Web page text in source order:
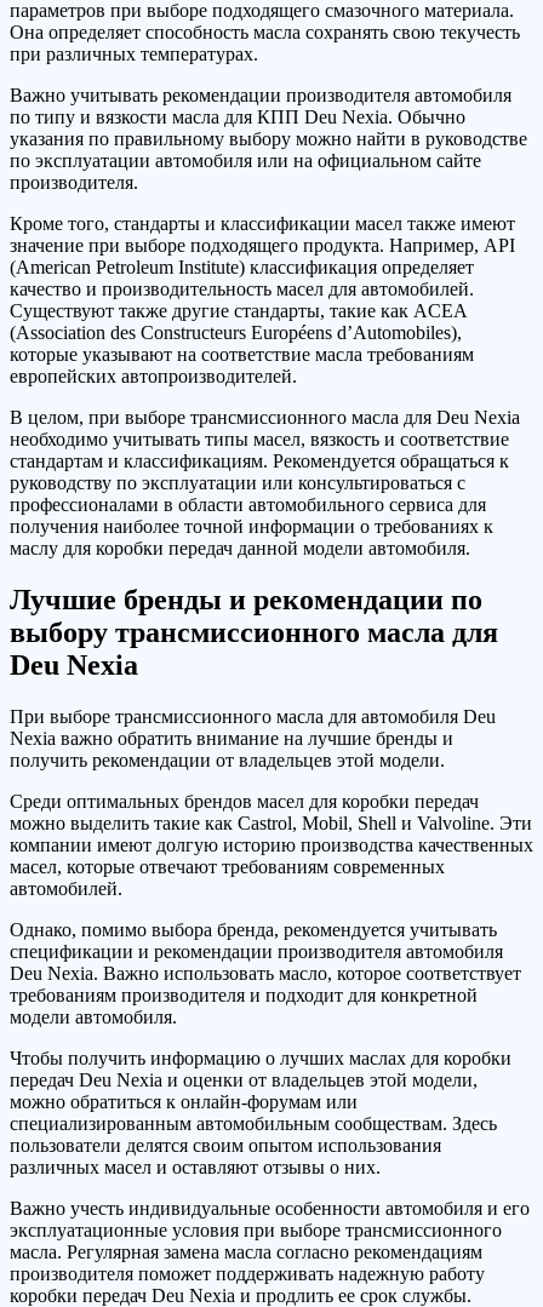
параметров при выборе подходящего смазочного материала.
Она определяет способность масла сохранять свою текучесть
при различных температурах.
Важно учитывать рекомендации производителя автомобиля
по типу и вязкости масла для КПП Deu Nexia. Обычно
указания по правильному выбору можно найти в руководстве
по эксплуатации автомобиля или на официальном сайте
производителя.
Кроме того, стандарты и классификации масел также имеют
значение при выборе подходящего продукта. Например, API
(American Petroleum Institute) классификация определяет
качество и производительность масел для автомобилей.
Существуют также другие стандарты, такие как ACEA
(Association des Constructeurs Européens d’Automobiles),
которые указывают на соответствие масла требованиям
европейских автопроизводителей.
В целом, при выборе трансмиссионного масла для Deu Nexia
необходимо учитывать типы масел, вязкость и соответствие
стандартам и классификациям. Рекомендуется обращаться к
руководству по эксплуатации или консультироваться с
профессионалами в области автомобильного сервиса для
получения наиболее точной информации о требованиях к
маслу для коробки передач данной модели автомобиля.
Лучшие бренды и рекомендации по
выбору трансмиссионного масла для
Deu Nexia
При выборе трансмиссионного масла для автомобиля Deu
Nexia важно обратить внимание на лучшие бренды и
получить рекомендации от владельцев этой модели.
Среди оптимальных брендов масел для коробки передач
можно выделить такие как Castrol, Mobil, Shell и Valvoline. Эти
компании имеют долгую историю производства качественных
масел, которые отвечают требованиям современных
автомобилей.
Однако, помимо выбора бренда, рекомендуется учитывать
спецификации и рекомендации производителя автомобиля
Deu Nexia. Важно использовать масло, которое соответствует
требованиям производителя и подходит для конкретной
модели автомобиля.
Чтобы получить информацию о лучших маслах для коробки
передач Deu Nexia и оценки от владельцев этой модели,
можно обратиться к онлайн-форумам или
специализированным автомобильным сообществам. Здесь
пользователи делятся своим опытом использования
различных масел и оставляют отзывы о них.
Важно учесть индивидуальные особенности автомобиля и его
эксплуатационные условия при выборе трансмиссионного
масла. Регулярная замена масла согласно рекомендациям
производителя поможет поддерживать надежную работу
коробки передач Deu Nexia и продлить ее срок службы.